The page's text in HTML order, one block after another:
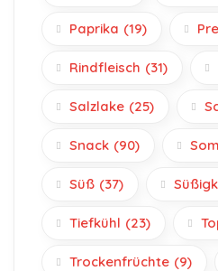
Paprika (19)
Rindfleisch (31)
Salzlake (25)
Snack (90)
Süß (37)
Tiefkühl (23)
Trockenfrüchte (9)